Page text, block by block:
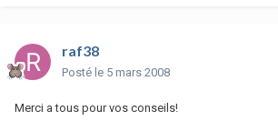
raf38
Posté le 5 mars 2008
Merci a tous pour vos conseils!